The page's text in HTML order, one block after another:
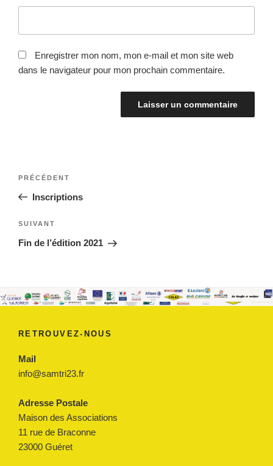
Enregistrer mon nom, mon e-mail et mon site web
dans le navigateur pour mon prochain commentaire.
Navigation
Article
précédent
PRÉCÉDENT
Inscriptions
Article
suivant
SUIVANT
Fin de l’édition 2021
RETROUVEZ-NOUS
Mail
info@samtri23.fr
Adresse Postale
Maison des Associations
11 rue de Braconne
23000 Guéret